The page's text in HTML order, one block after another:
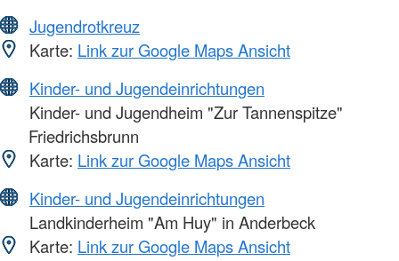
Jugendrotkreuz
Karte: Link zur Google Maps Ansicht
Kinder- und Jugendeinrichtungen
Kinder- und Jugendheim "Zur Tannenspitze"
Friedrichsbrunn
Karte: Link zur Google Maps Ansicht
Kinder- und Jugendeinrichtungen
Landkinderheim "Am Huy" in Anderbeck
Karte: Link zur Google Maps Ansicht